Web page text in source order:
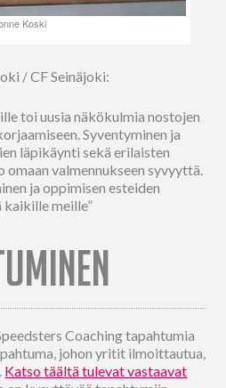
Koski
/ CF Seinäjoki:
toi uusia näkökulmia nostojen
Syventyminen ja
läpikäynti sekä erilaisten
valmennukseen syvyyttä.
ja oppimisen esteiden
meille”
Coaching tapahtumia
johon yritit ilmoittautua,
Katso täältä tulevat vastaavat